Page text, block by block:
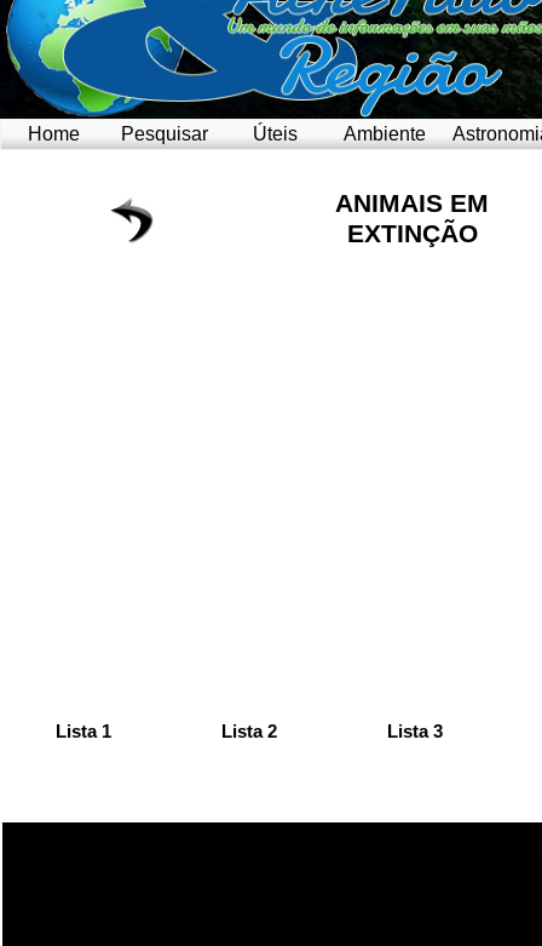
Home Pesquisar Úteis Ambiente
ANIMAIS EM
EXTINÇÃO
Lista 1 Lista 2 Lista 3